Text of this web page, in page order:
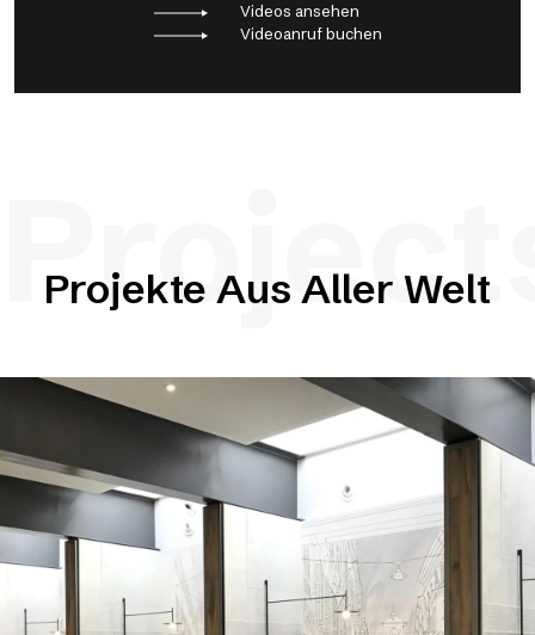
Videos ansehen
Videoanruf buchen
Projekte Aus Aller Welt